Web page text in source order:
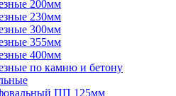
200мм
230мм
300мм
355мм
400мм
по камню и бетону
ПП 125мм